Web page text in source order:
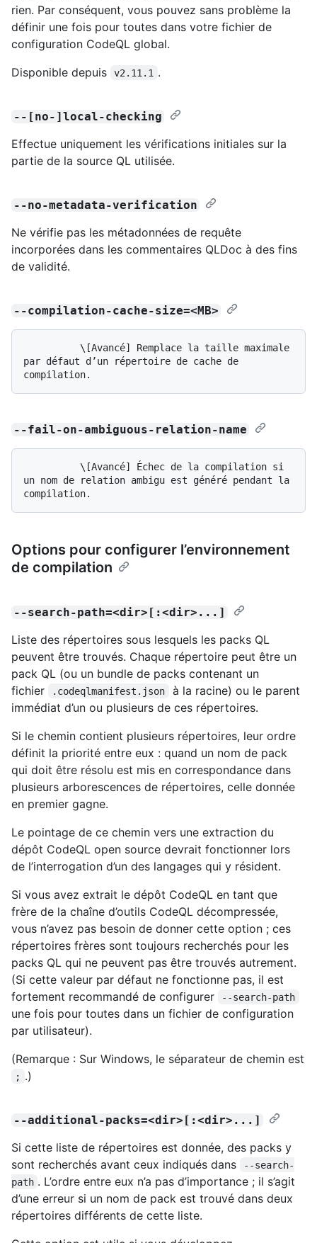
rien. Par conséquent, vous pouvez sans problème la
définir une fois pour toutes dans votre fichier de
configuration CodeQL global.
Disponible depuis
v2.11.1 .
--[no-]local-checking
Effectue uniquement les vérifications initiales sur la
partie de la source QL utilisée.
--no-metadata-verification
Ne vérifie pas les métadonnées de requête
incorporées dans les commentaires QLDoc à des fins
de validité.
--compilation-cache-size=<MB>
par défaut d’un répertoire de cache de
--fail-on-ambiguous-relation-name
un nom de relation ambigu est généré pendant la
Options pour configurer l’environnement
de compilation
--search-path=<dir>[:<dir>...]
Liste des répertoires sous lesquels les packs QL
peuvent être trouvés. Chaque répertoire peut être un
pack QL (ou un bundle de packs contenant un
fichier
.codeqlmanifest.json
à la racine) ou le parent
immédiat d’un ou plusieurs de ces répertoires.
Si le chemin contient plusieurs répertoires, leur ordre
définit la priorité entre eux : quand un nom de pack
qui doit être résolu est mis en correspondance dans
plusieurs arborescences de répertoires, celle donnée
en premier gagne.
Le pointage de ce chemin vers une extraction du
dépôt CodeQL open source devrait fonctionner lors
de l’interrogation d’un des langages qui y résident.
Si vous avez extrait le dépôt CodeQL en tant que
frère de la chaîne d’outils CodeQL décompressée,
vous n’avez pas besoin de donner cette option ; ces
répertoires frères sont toujours recherchés pour les
packs QL qui ne peuvent pas être trouvés autrement.
(Si cette valeur par défaut ne fonctionne pas, il est
fortement recommandé de configurer
--search-path
une fois pour toutes dans un fichier de configuration
par utilisateur).
(Remarque : Sur Windows, le séparateur de chemin est
; .)
--additional-packs=<dir>[:<dir>...]
Si cette liste de répertoires est donnée, des packs y
sont recherchés avant ceux indiqués dans
--search-
path . L’ordre entre eux n’a pas d’importance ; il s’agit
d’une erreur si un nom de pack est trouvé dans deux
répertoires différents de cette liste.